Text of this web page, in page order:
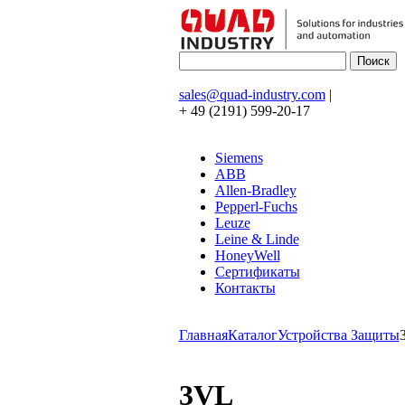
sales@quad-industry.com|
+ 49 (2191) 599-20-17
Siemens
ABB
Allen-Bradley
Pepperl-Fuchs
Leuze
Leine & Linde
HoneyWell
Сертификаты
Контакты
ГлавнаяКаталогУстройства Защиты
3VL